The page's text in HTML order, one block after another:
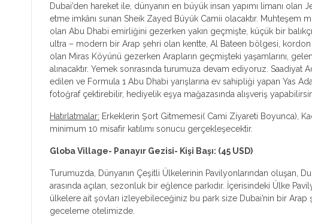
Dubai’den hareket ile, dünyanın en büyük insan yapımı limanı
etme imkânı sunan Sheik Zayed Büyük Camii olacaktır.
olan Abu Dhabi emirliğini gezerken yakın geçmişte, küçük bir
ultra – modern bir Arap şehri olan kentte, Al Bateen bölgesi, kordon
olan Miras Köyünü gezerken Arapların geçmişteki yaşamlarını,
alınacaktır. Yemek sonrasında turumuza devam ediyoruz.
edilen ve Formula 1 Abu Dhabi yarışlarına ev sahipliği yapan Yas
fotoğraf çektirebilir, hediyelik eşya mağazasında alışveriş
Hatırlatmalar: Erkeklerin Şort Gitmemesi( Cami Ziyareti Boyunca),
minimum 10 misafir katılımı sonucu gerçekleşecektir.
Globa Village- Panayır Gezisi- Kişi Başı: (45 USD)
Turumuzda, Dünyanın Çeşitli Ülkelerinin Pavilyonlarından oluşan,
arasında açılan, sezonluk bir eğlence parkıdır. İçerisindeki Ülke
ülkelere ait şovları izleyebileceğiniz bu park size Dubai’nin bir
geceleme otelimizde.